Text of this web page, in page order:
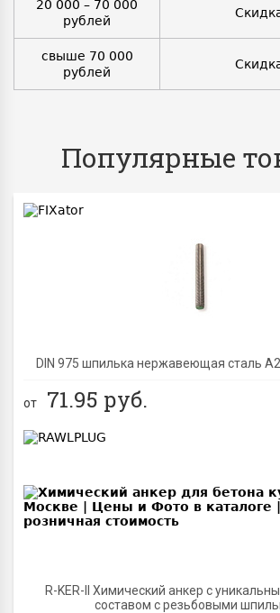
20 000 – 70 000
рублей
свыше 70 000
рублей
Популярные
DIN 975 шпилька нержавеющая сталь
от 71.95 руб.
R-KER-II Химический анкер с
составом с резьбовыми